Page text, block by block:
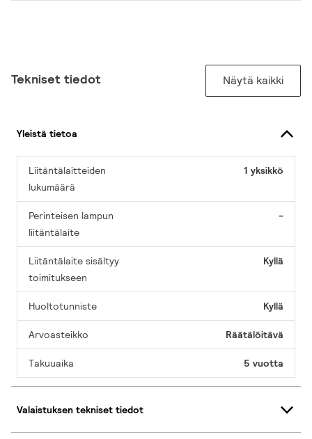
Tekniset tiedot Näytä kaikki
Yleistä tietoa
Liitäntälaitteiden
lukumäärä
1 yksikkö
Perinteisen lampun
liitäntälaite
-
Liitäntälaite sisältyy
toimitukseen
Kyllä
Huoltotunniste Kyllä
Arvoasteikko Räätälöitävä
Takuuaika 5 vuotta
Valaistuksen tekniset tiedot